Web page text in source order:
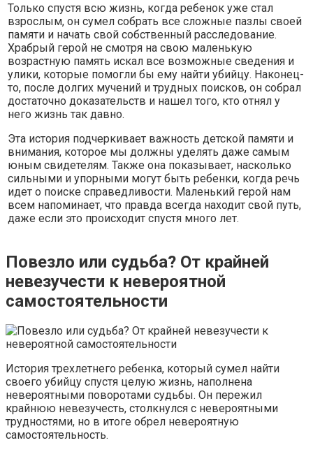
Только спустя всю жизнь, когда ребенок уже стал
взрослым, он сумел собрать все сложные пазлы своей
памяти и начать свой собственный расследование.
Храбрый герой не смотря на свою маленькую
возрастную память искал все возможные сведения и
улики, которые помогли бы ему найти убийцу. Наконец-
то, после долгих мучений и трудных поисков, он собрал
достаточно доказательств и нашел того, кто отнял у
него жизнь так давно.
Эта история подчеркивает важность детской памяти и
внимания, которое мы должны уделять даже самым
юным свидетелям. Также она показывает, насколько
сильными и упорными могут быть ребенки, когда речь
идет о поиске справедливости. Маленький герой нам
всем напоминает, что правда всегда находит свой путь,
даже если это происходит спустя много лет.
Повезло или судьба? От крайней
невезучести к невероятной
самостоятельности
История трехлетнего ребенка, который сумел найти
своего убийцу спустя целую жизнь, наполнена
невероятными поворотами судьбы. Он пережил
крайнюю невезучесть, столкнулся с невероятными
трудностями, но в итоге обрел невероятную
самостоятельность.